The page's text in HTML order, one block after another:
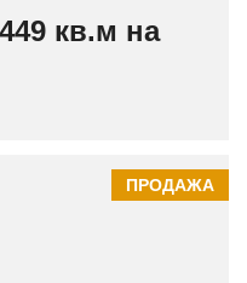
кв.м на
ПРОДАЖА